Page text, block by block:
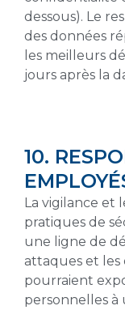
dessous). Le
des données
les meilleurs
jours après la
10.
La vigilance et
pratiques de
une ligne de
attaques et
pourraient
personnelles à